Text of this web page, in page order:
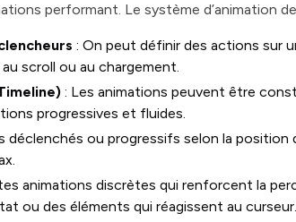
performant. Le système d’animation
: On peut définir des actions sur
scroll ou au chargement.
: Les animations peuvent être
progressives et fluides.
déclenchés ou progressifs selon la
animations discrètes qui renforcent la
ou des éléments qui réagissent au curseur.